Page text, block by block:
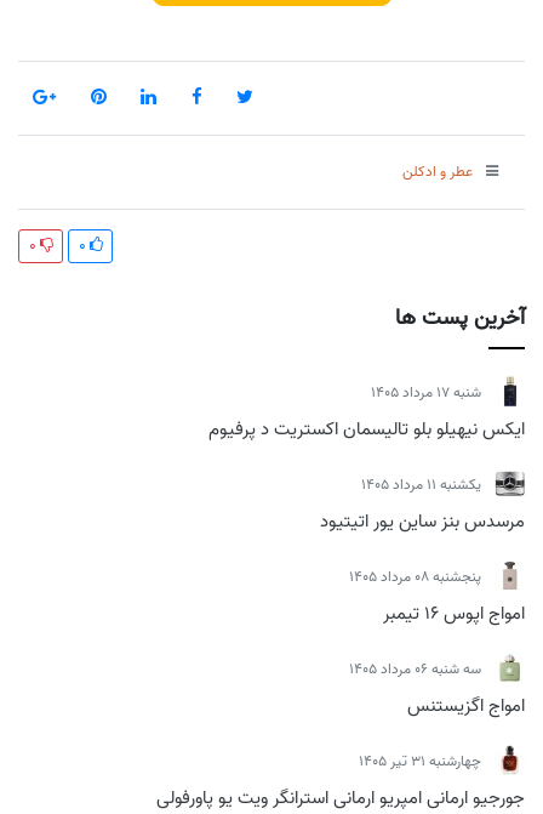
آخرین پست ها
شنبه 17 مرداد 1405
ایکس نیهیلو بلو تالیسمان اکستریت د پرفیوم
يكشنبه 11 مرداد 1405
مرسدس بنز ساین یور اتیتیود
پنجشنبه 08 مرداد 1405
امواج اپوس 16 تیمبر
سه شنبه 06 مرداد 1405
امواج اگزیستنس
چهارشنبه 31 تیر 1405
جورجیو ارمانی امپریو ارمانی استرانگر ویت یو پاورفولی
عطر و ادکلن